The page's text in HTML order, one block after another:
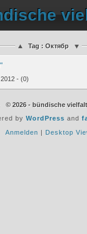
Tag : Октябр
- (0)
© 2026 - bündische
by WordPress and
Anmelden | Desktop